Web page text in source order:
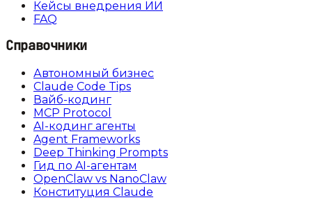
Кейсы внедрения ИИ
FAQ
Справочники
Автономный бизнес
Claude Code Tips
Вайб-кодинг
MCP Protocol
AI-кодинг агенты
Agent Frameworks
Deep Thinking Prompts
Гид по AI-агентам
OpenClaw vs NanoClaw
Конституция Claude